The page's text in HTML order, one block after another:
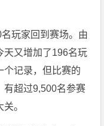
玩家回到赛场。由
天又增加了196名玩
个记录，但比赛的
有超过9,500名参赛
。